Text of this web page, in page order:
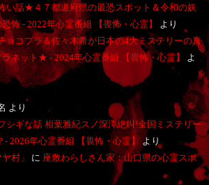
い話★４７都道府県の最恐スポット＆令和の妖
怖 - 2022年心霊番組 【畏怖・心霊】
より
ョコプラ＆佐々木希が日本の4大ミステリーの真
ネット★ - 2024年心霊番組 【畏怖・心霊】
よ
より
シギな話 相葉雅紀スノ深澤絶叫!全国ミステリー
2026年心霊番組 【畏怖・心霊】
より
村」
に 座敷わらしさん家：山口県の心霊スポ